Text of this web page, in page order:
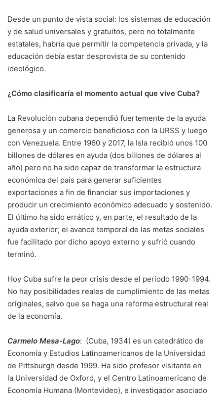
Desde un punto de vista social: los sistemas de educación
y de salud universales y gratuitos, pero no totalmente
estatales, habría que permitir la competencia privada, y la
educación debía estar desprovista de su contenido
ideológico.
¿Cómo clasificaría el momento actual que vive Cuba?
La Revolución cubana dependió fuertemente de la ayuda
generosa y un comercio beneficioso con la URSS y luego
con Venezuela. Entre 1960 y 2017, la Isla recibió unos 100
billones de dólares en ayuda (dos billones de dólares al
año) pero no ha sido capaz de transformar la estructura
económica del país para generar suficientes
exportaciones a fin de financiar sus importaciones y
producir un crecimiento económico adecuado y sostenido.
El último ha sido errático y, en parte, el resultado de la
ayuda exterior; el avance temporal de las metas sociales
fue facilitado por dicho apoyo externo y sufrió cuando
terminó.
Hoy Cuba sufre la peor crisis desde el período 1990-1994.
No hay posibilidades reales de cumplimiento de las metas
originales, salvo que se haga una reforma estructural real
de la economía.
Carmelo Mesa-Lago: (Cuba, 1934) es un catedrático de
Economía y Estudios Latinoamericanos de la Universidad
de Pittsburgh desde 1999. Ha sido profesor visitante en
la Universidad de Oxford, y el Centro Latinoamericano de
Economía Humana (Montevideo), e investigador asociado